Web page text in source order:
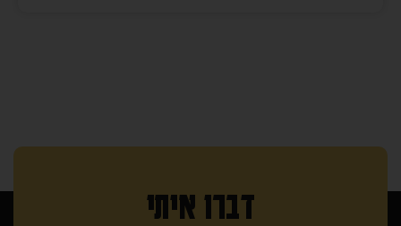
דברו איתי